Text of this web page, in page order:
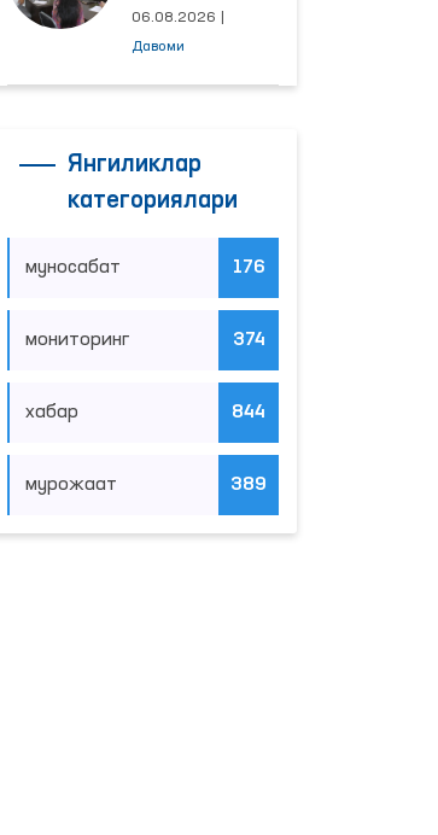
қабул
ўтказиладиган
06.08.2026
Давоми
Янгиликлар
категориялари
муносабат 176
мониторинг 374
хабар 844
мурожаат 389